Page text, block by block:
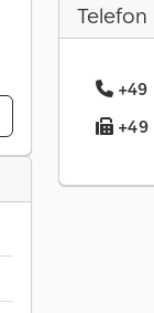
Telefon
+49
+49